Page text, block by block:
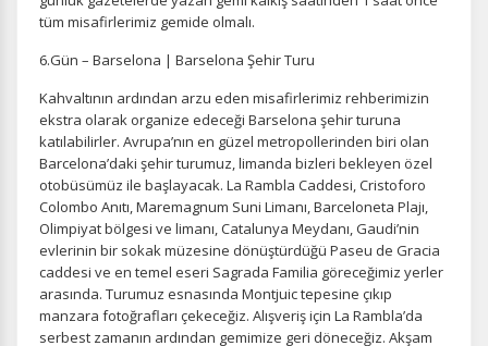
ÇEREZ KULLANIM AYARLARINIZ
Çerez tercihlerinizibelirleyin.
Daha fazla bilgi içinKVKK bilgilendirmemizi,çerez kullanım ve
gizlilik koşullarınıinceleyebilirsiniz.
Zorunlu Çerezler HER ZAMAN AKTIF
Oturum yönetimi, güvenlik ve temel site işlevleri için
gereklidir. Bu çerezler olmadan site düzgün çalışmaz ve
devre dışı bırakılamaz.
tüm misafirlerimiz gemide olmalı.
6.Gün – Barselona | Barselona Şehir Turu
Kahvaltının ardından arzu eden misafirlerimiz rehberimizin
ekstra olarak organize edeceği Barselona şehir turuna
katılabilirler. Avrupa’nın en güzel metropollerinden biri olan
Barcelona’daki şehir turumuz, limanda bizleri bekleyen özel
otobüsümüz ile başlayacak. La Rambla Caddesi, Cristoforo
Colombo Anıtı, Maremagnum Suni Limanı, Barceloneta Plajı,
Olimpiyat bölgesi ve limanı, Catalunya Meydanı, Gaudi’nin
evlerinin bir sokak müzesine dönüştürdüğü Paseu de Gracia
caddesi ve en temel eseri Sagrada Familia göreceğimiz yerler
arasında. Turumuz esnasında Montjuic tepesine çıkıp
manzara fotoğrafları çekeceğiz. Alışveriş için La Rambla’da
serbest zamanın ardından gemimize geri döneceğiz. Akşam